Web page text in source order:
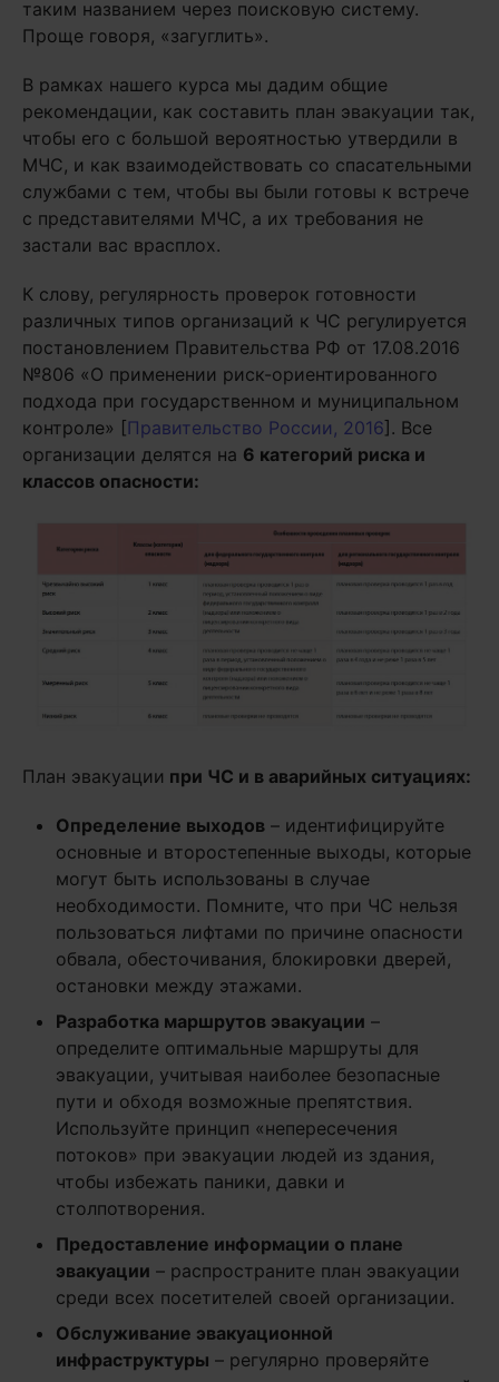
таким названием через поисковую систему.
Проще говоря, «загуглить».
В рамках нашего курса мы дадим общие
рекомендации, как составить план эвакуации так,
чтобы его с большой вероятностью утвердили в
МЧС, и как взаимодействовать со спасательными
службами с тем, чтобы вы были готовы к встрече
с представителями МЧС, а их требования не
застали вас врасплох.
К слову, регулярность проверок готовности
различных типов организаций к ЧС регулируется
постановлением Правительства РФ от 17.08.2016
№806 «О применении риск-ориентированного
подхода при государственном и муниципальном
контроле» [Правительство России, 2016]. Все
организации делятся на 6 категорий риска и
классов опасности:
План эвакуации при ЧС и в аварийных ситуациях:
Определение выходов – идентифицируйте
основные и второстепенные выходы, которые
могут быть использованы в случае
необходимости. Помните, что при ЧС нельзя
пользоваться лифтами по причине опасности
обвала, обесточивания, блокировки дверей,
остановки между этажами.
Разработка маршрутов эвакуации –
определите оптимальные маршруты для
эвакуации, учитывая наиболее безопасные
пути и обходя возможные препятствия.
Используйте принцип «непересечения
потоков» при эвакуации людей из здания,
чтобы избежать паники, давки и
столпотворения.
Предоставление информации о плане
эвакуации – распространите план эвакуации
среди всех посетителей своей организации.
Обслуживание эвакуационной
инфраструктуры – регулярно проверяйте